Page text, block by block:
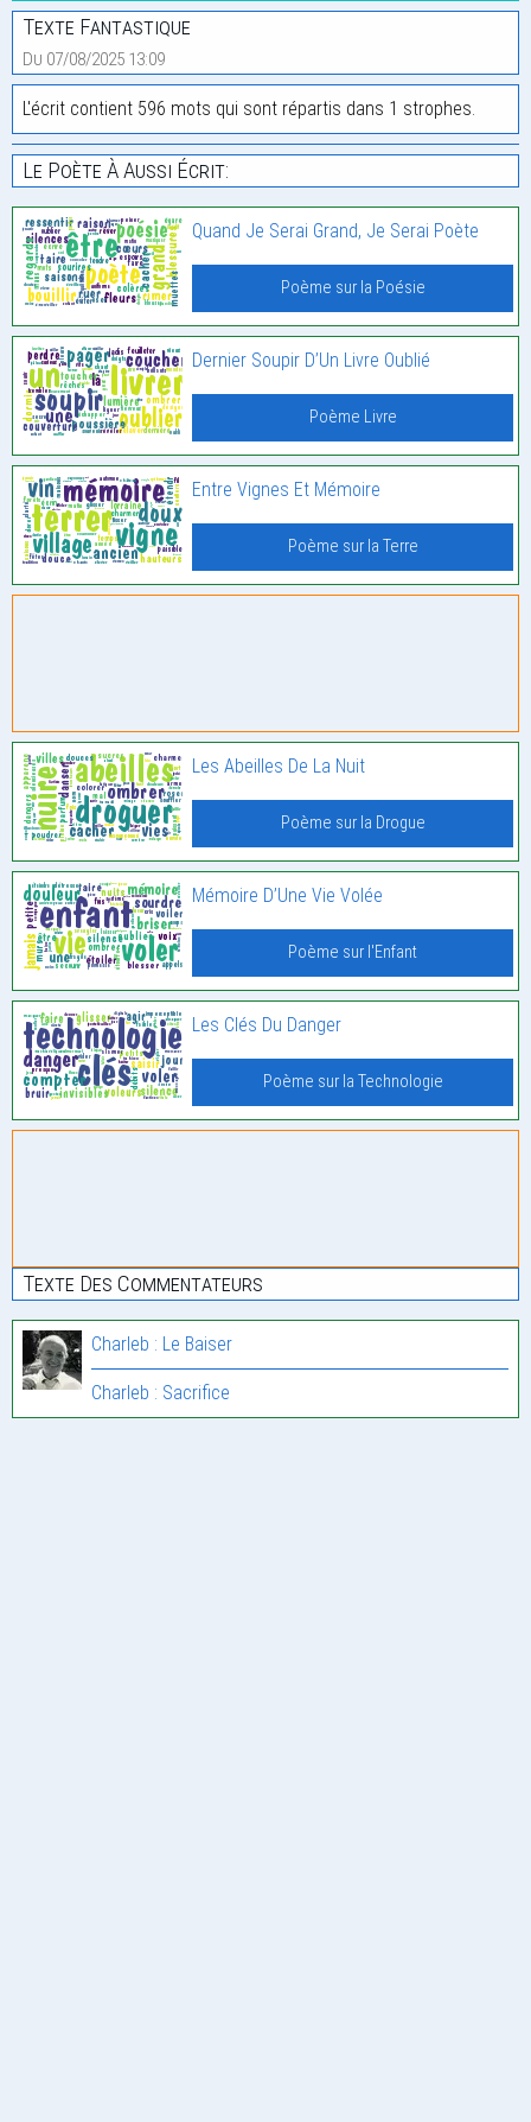
Texte Fantastique
Du 07/08/2025 13:09
L'écrit contient 596 mots qui sont répartis dans 1 strophes.
Le Poète À Aussi Écrit:
Quand Je Serai Grand, Je Serai Poète
Poème sur la Poésie
Dernier Soupir D’Un Livre Oublié
Poème Livre
Entre Vignes Et Mémoire
Poème sur la Terre
Les Abeilles De La Nuit
Poème sur la Drogue
Mémoire D’Une Vie Volée
Poème sur l'Enfant
Les Clés Du Danger
Poème sur la Technologie
Texte Des Commentateurs
Charleb : Le Baiser
Charleb : Sacrifice